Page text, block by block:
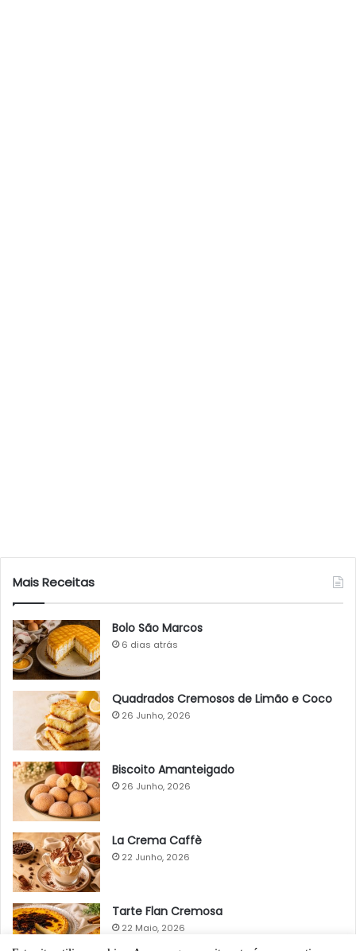
Mais Receitas
Bolo São Marcos
6 dias atrás
Quadrados Cremosos de Limão e Coco
26 Junho, 2026
Biscoito Amanteigado
26 Junho, 2026
La Crema Caffè
22 Junho, 2026
Tarte Flan Cremosa
22 Maio, 2026